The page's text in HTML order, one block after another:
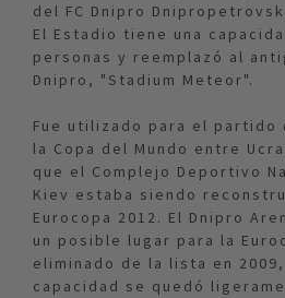
del FC Dnipro
El Estadio tiene una
personas y reemplazó al
Dnipro, "Stadium Meteor".
Fue utilizado para el partido
la Copa del Mundo entre
que el Complejo Deportivo
Kiev estaba siendo
Eurocopa 2012. El Dnipro
un posible lugar para la
eliminado de la lista en
capacidad se quedó